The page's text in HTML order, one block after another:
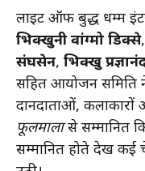
लाइट ऑफ बुद्ध धम्म
भिक्खुनी वांग्मो डिक्से,
संघसेन, भिक्खु
सहित आयोजन समिति
दानदाताओं,
फूलमालासे सम्मानित
सम्मानित होते देख कई